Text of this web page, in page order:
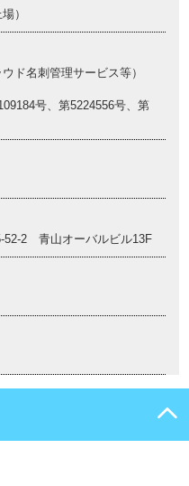
）
ド名刺管理サービス等）
号、第5224556号、第
52-2 青山オーバルビル13F